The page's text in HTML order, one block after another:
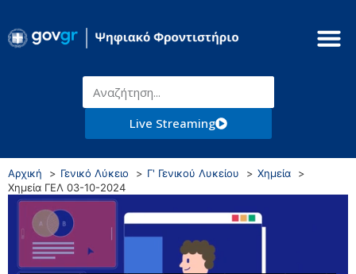
Live Streaming
Αρχική Γενικό Λύκειο Γ' Γενικού Λυκείου
Χημεία
Χημεία ΓΕΛ 03-10-2024